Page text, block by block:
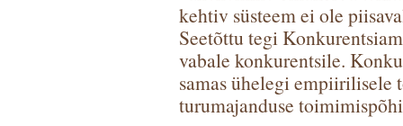
kehtiv süsteem ei ole
Seetõttu tegi
vabale konkurentsile.
samas ühelegi
turumajanduse